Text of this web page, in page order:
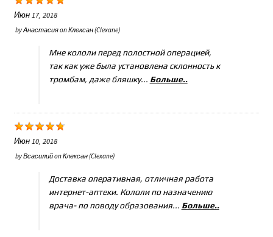
Июн 17, 2018
byАнастасияonКлексан (Clexane)
Мне кололи перед полостной операцией,
так как уже была установлена склонность к
тромбам, даже бляшку... Больше..
Июн 10, 2018
byВсасилийonКлексан (Clexane)
Доставка оперативная, отличная работа
интернет-аптеки. Кололи по назначению
врача- по поводу образования... Больше..